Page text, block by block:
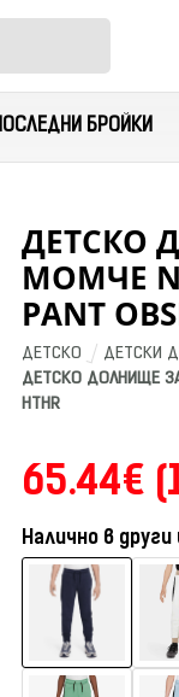
ПОСЛЕДНИ БРОЙКИ
ДЕТСКО
МОМЧЕ
PANT
ДЕТСКО ДЕТСКИ
ДЕТСКО ДОЛНИЩЕ ЗА
HTHR
65.44€
Налично в